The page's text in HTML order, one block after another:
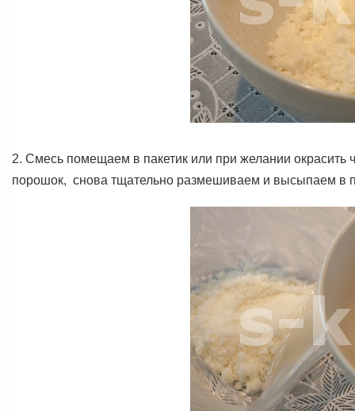
2. Смесь помещаем в пакетик или при желании окрасить
порошок, снова тщательно размешиваем и высыпаем в